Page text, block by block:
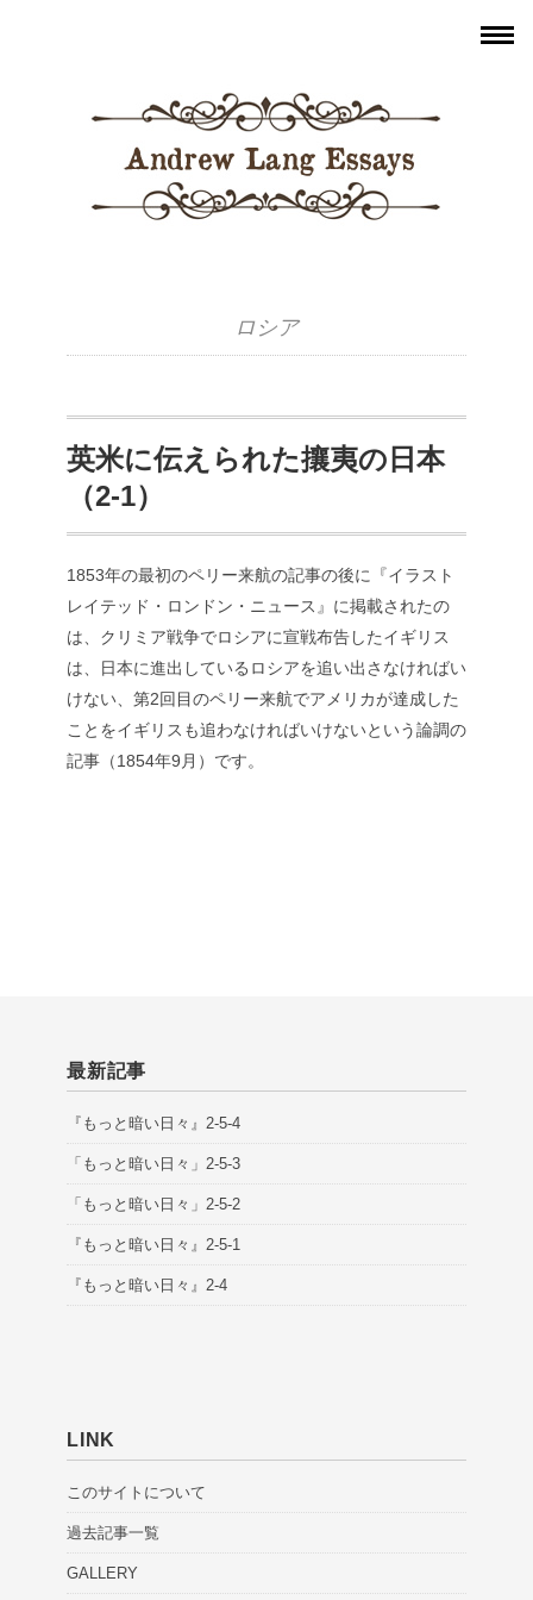
ロシア
英米に伝えられた攘夷の日本
（2-1）
1853年の最初のペリー来航の記事の後に『イラスト
レイテッド・ロンドン・ニュース』に掲載されたの
は、クリミア戦争でロシアに宣戦布告したイギリス
は、日本に進出しているロシアを追い出さなければい
けない、第2回目のペリー来航でアメリカが達成した
ことをイギリスも追わなければいけないという論調の
記事（1854年9月）です。
最新記事
『もっと暗い日々』2-5-4
「もっと暗い日々」2-5-3
「もっと暗い日々」2-5-2
『もっと暗い日々』2-5-1
『もっと暗い日々』2-4
LINK
このサイトについて
過去記事一覧
GALLERY